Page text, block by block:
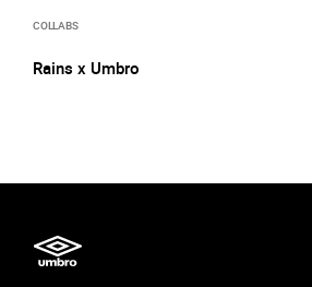
COLLABS
Rains x Umbro